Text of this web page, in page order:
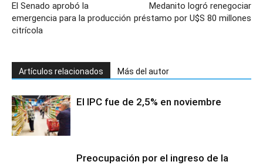
El Senado aprobó la
emergencia para la producción
citrícola
Medanito logró renegociar
préstamo por U$S 80 millones
Artículos relacionados Más del autor
El IPC fue de 2,5% en noviembre
Preocupación por el ingreso de la